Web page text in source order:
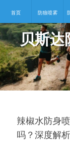
贝斯达
首页 防狼喷雾
辣椒水防身
吗？深度解